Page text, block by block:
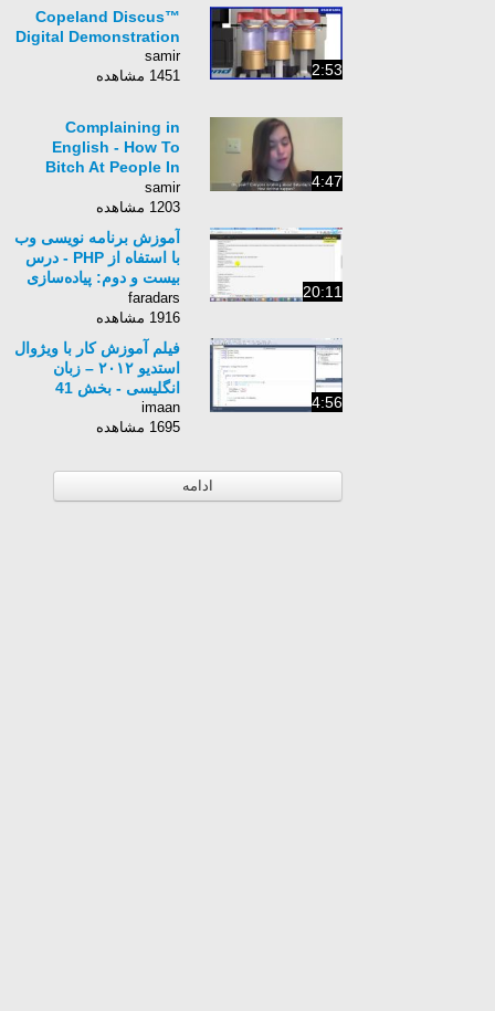
2:53
Copeland Discus™
Digital Demonstration
samir
1451 مشاهده
4:47
Complaining in
English - How To
Bitch At People In
English! Casual
English
samir
1203 مشاهده
20:11
آموزش برنامه نویسی وب
با استفاه از PHP - درس
بیست و دوم: پیاده‌سازی
یک پروژه وب کامل و
ساده (پ)
faradars
1916 مشاهده
4:56
فیلم آموزش کار با ویژوال
استدیو ۲۰۱۲ – زبان
انگلیسی - بخش 41
imaan
1695 مشاهده
ادامه